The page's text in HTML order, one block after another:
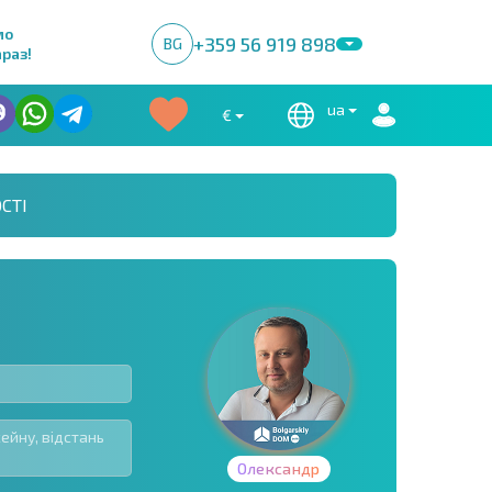
BG +359 56 919 898
€ ua
Олександр